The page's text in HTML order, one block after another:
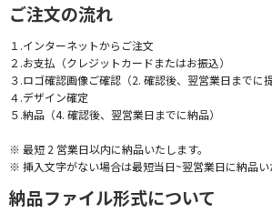
ご注文の流れ
１.インターネットからご注文
２.お支払（クレジットカードまたはお振込）
３.ロゴ確認画像ご確認（2. 確認後、翌営業日までに提
４.デザイン確定
５.納品（4. 確認後、翌営業日までに納品）
※ 最短 2 営業日以内に納品いたします。
※ 挿入文字がない場合は最短当日~翌営業日に納品い
納品ファイル形式について